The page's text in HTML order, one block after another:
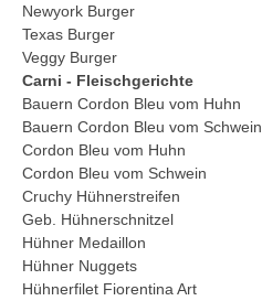
Newyork Burger
Texas Burger
Veggy Burger
Carni - Fleischgerichte
Bauern Cordon Bleu vom Huhn
Bauern Cordon Bleu vom Schwein
Cordon Bleu vom Huhn
Cordon Bleu vom Schwein
Cruchy Hühnerstreifen
Geb. Hühnerschnitzel
Hühner Medaillon
Hühner Nuggets
Hühnerfilet Fiorentina Art